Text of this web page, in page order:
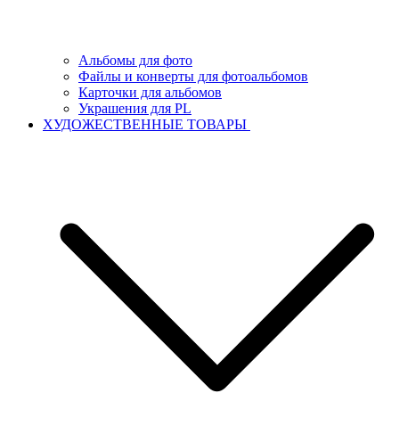
Альбомы для фото
Файлы и конверты для фотоальбомов
Карточки для альбомов
Украшения для PL
ХУДОЖЕСТВЕННЫЕ ТОВАРЫ